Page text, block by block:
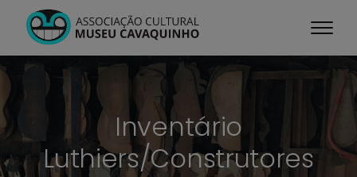
Inventário
Luthiers/Construtores